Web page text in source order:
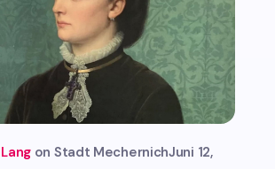
Stadt MechernichJuni 12,